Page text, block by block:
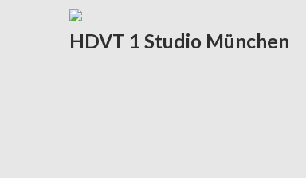
HDVT 1 Studio München